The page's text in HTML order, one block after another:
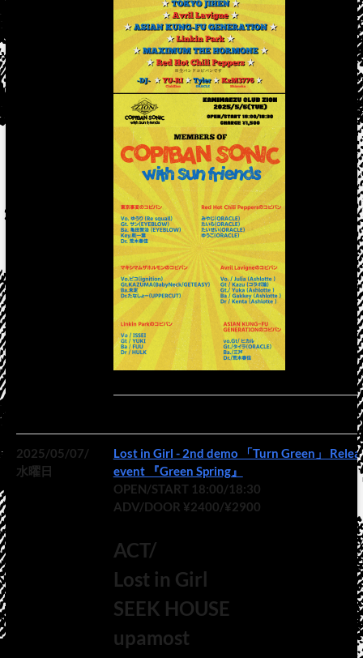
2025/05/07/
水曜日
Lost in Girl - 2nd demo 「Turn Green」
event 『Green Spring』
OPEN/START 18:00/18:30
ADV/DOOR ¥2400/¥2900
ACT/
Lost in Girl
SEEK HOUSE
upamost